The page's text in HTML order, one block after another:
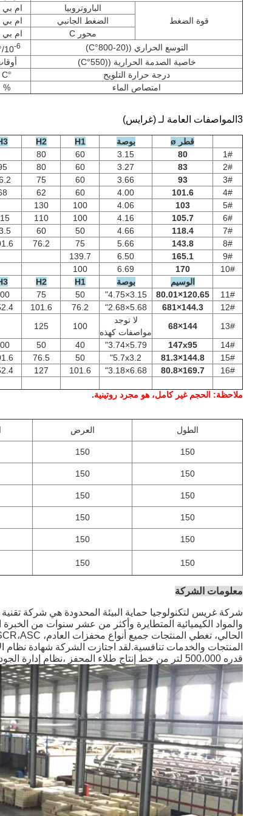
قوة الضغط
الباروتروبيا
ام بي
الضغط الجانبي
ام بي
محور C
ام بي
التوسع الحراري ((20-800
°C)
10-6
خاصية الصدمة الحرارية ((550
°C)
درجة حرارة التلويح
°C
امتصاص الماء
%
3المواصفات العامة لـ (غرايس)
قطر ø بوصة H1
H2
1#
80
3.15
60
80
2#
83
3.27
60
80
3#
93
3.66
60
75
4#
101.6
4.00
60
62
5#
103
4.06
100
130
6#
105.7
4.16
100
110
7#
118.4
4.66
50
60
8#
143.8
5.66
75
76.2
9#
165.1
6.50
139.7
10#
170
6.69
100
الوسيم
بوصة H1
H2
11#
120.65×80.01
3.15×4.75"
50
75
12#
144.3×681
5.68×2.68"
76.2
101.6
13#
144×68
لا توجد
مواصفات كهذه
100
125
14#
147x95
5.79×3.74"
40
50
15#
144.8×81.3
5.7x3.2"
50
76.5
16#
169.7×80.8
6.68×3.18"
101.6
127
ملاحظة: الحجم غير كامل، هو مجرد روتينية.
الطول العرض
150
150
150
150
150
150
150
150
150
150
150
150
معلومات الشركة
شركة غريس لتكنولوجيا حماية البيئة المحدودة هي شركة
والمواد الكيميائية المتطايرة وأكثر من عشر سنوات من
قدره 500،000 لتر من خط إنتاج طلاء المحفز ،نظام إدارة الجودة الكامل ومراقبة العملياتقدرات اختبار أداء مختلفة، بما في ذلك SRD،SRF،ICP،BET، الخ!